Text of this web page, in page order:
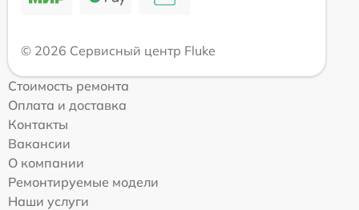
© 2026 Сервисный центр Fluke
Стоимость ремонта
Оплата и доставка
Контакты
Вакансии
О компании
Ремонтируемые модели
Наши услуги